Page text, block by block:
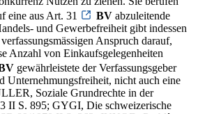
eine aus Art. 31
BV abzuleitende
und Gewerbefreiheit gibt indessen
Anspruch darauf,
Anzahl von Einkaufsgelegenheiten
gewährleistete der Verfassungsgeber
Unternehmungsfreiheit, nicht auch eine
Soziale Grundrechte in der
II S. 895; GYGI, Die schweizerische